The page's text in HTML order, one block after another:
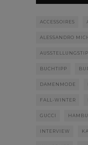
ACCESSOIRES
ALESSANDRO
BUCHTIPP
DAMENMODE
FALL-WINTER
GUCCI
INTERVIEW